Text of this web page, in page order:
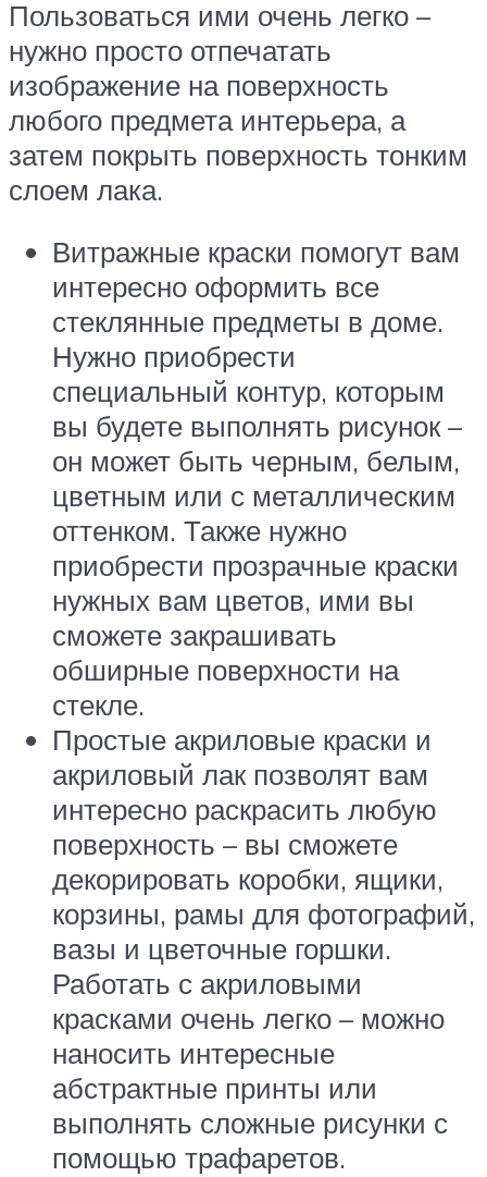
Пользоваться ими очень легко –
нужно просто отпечатать
изображение на поверхность
любого предмета интерьера, а
затем покрыть поверхность тонким
слоем лака.
Витражные краски помогут вам
интересно оформить все
стеклянные предметы в доме.
Нужно приобрести
специальный контур, которым
вы будете выполнять рисунок –
он может быть черным, белым,
цветным или с металлическим
оттенком. Также нужно
приобрести прозрачные краски
нужных вам цветов, ими вы
сможете закрашивать
обширные поверхности на
стекле.
Простые акриловые краски и
акриловый лак позволят вам
интересно раскрасить любую
поверхность – вы сможете
декорировать коробки, ящики,
корзины, рамы для фотографий,
вазы и цветочные горшки.
Работать с акриловыми
красками очень легко – можно
наносить интересные
абстрактные принты или
выполнять сложные рисунки с
помощью трафаретов.